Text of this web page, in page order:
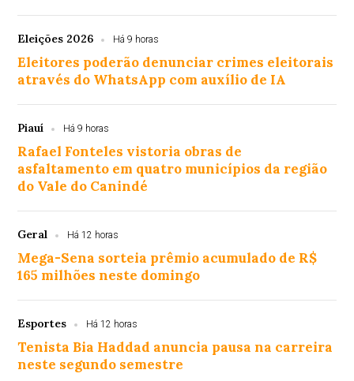
Eleições 2026 Há 9 horas
Eleitores poderão denunciar crimes eleitorais
através do WhatsApp com auxílio de IA
Piauí Há 9 horas
Rafael Fonteles vistoria obras de
asfaltamento em quatro municípios da região
do Vale do Canindé
Geral Há 12 horas
Mega-Sena sorteia prêmio acumulado de R$
165 milhões neste domingo
Esportes Há 12 horas
Tenista Bia Haddad anuncia pausa na carreira
neste segundo semestre